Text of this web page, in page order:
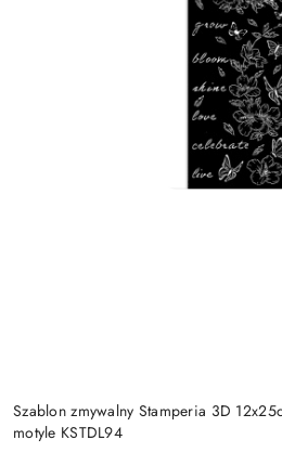
Szablon zmywalny Stamperia 3D
motyle KSTDL94